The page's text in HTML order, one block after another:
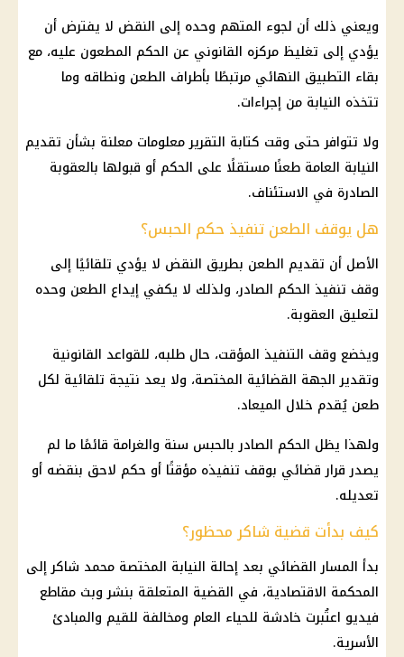
ويعني ذلك أن لجوء المتهم وحده إلى النقض لا يفترض أن
يؤدي إلى تغليظ مركزه القانوني عن الحكم المطعون عليه، مع
بقاء التطبيق النهائي مرتبطًا بأطراف الطعن ونطاقه وما
تتخذه النيابة من إجراءات.
ولا تتوافر حتى وقت كتابة التقرير معلومات معلنة بشأن تقديم
النيابة العامة طعنًا مستقلًا على الحكم أو قبولها بالعقوبة
الصادرة في الاستئناف.
هل يوقف الطعن تنفيذ حكم الحبس؟
الأصل أن تقديم الطعن بطريق النقض لا يؤدي تلقائيًا إلى
وقف تنفيذ الحكم الصادر، ولذلك لا يكفي إيداع الطعن وحده
لتعليق العقوبة.
ويخضع وقف التنفيذ المؤقت، حال طلبه، للقواعد القانونية
وتقدير الجهة القضائية المختصة، ولا يعد نتيجة تلقائية لكل
طعن يُقدم خلال الميعاد.
ولهذا يظل الحكم الصادر بالحبس سنة والغرامة قائمًا ما لم
يصدر قرار قضائي بوقف تنفيذه مؤقتًا أو حكم لاحق بنقضه أو
تعديله.
كيف بدأت قضية شاكر محظور؟
بدأ المسار القضائي بعد إحالة النيابة المختصة محمد شاكر إلى
المحكمة الاقتصادية، في القضية المتعلقة بنشر وبث مقاطع
فيديو اعتُبرت خادشة للحياء العام ومخالفة للقيم والمبادئ
الأسرية.